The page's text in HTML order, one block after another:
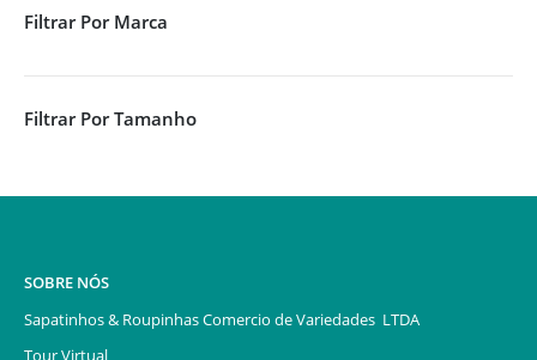
Filtrar Por Marca
Filtrar Por Tamanho
SOBRE NÓS
Sapatinhos & Roupinhas Comercio de Variedades LTDA
Tour Virtual